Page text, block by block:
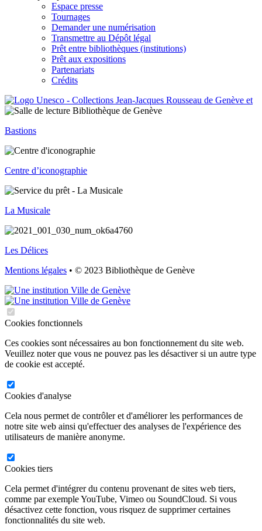
Espace presse
Tournages
Demander une numérisation
Transmettre au Dépôt légal
Prêt entre bibliothèques (institutions)
Prêt aux expositions
Partenariats
Crédits
Bastions
Centre d’iconographie
La Musicale
Les Délices
Mentions légales • © 2023 Bibliothèque de Genève
Cookies fonctionnels
Ces cookies sont nécessaires au bon fonctionnement du site web.
Veuillez noter que vous ne pouvez pas les désactiver si un autre type
de cookie est accepté.
Cookies d'analyse
Cela nous permet de contrôler et d'améliorer les performances de
notre site web ainsi qu'effectuer des analyses de l'expérience des
utilisateurs de manière anonyme.
Cookies tiers
Cela permet d'intégrer du contenu provenant de sites web tiers,
comme par exemple YouTube, Vimeo ou SoundCloud. Si vous
désactivez cette fonction, vous risquez de supprimer certaines
fonctionnalités du site web.